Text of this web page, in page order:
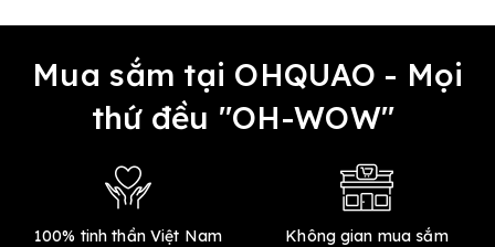
Mua sắm tại OHQUAO - Mọi
thứ đều "OH-WOW"
100% tinh thần Việt Nam
Không gian mua sắm